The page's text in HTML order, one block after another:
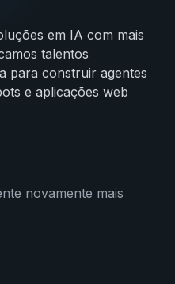
em IA com mais
talentos
para construir agentes
e aplicações web
novamente mais